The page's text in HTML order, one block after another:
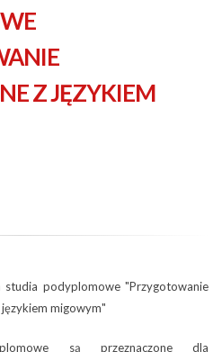
Z JĘZYKIEM
studia podyplomowe "Przygotowanie
migowym"
są przeznaczone dla